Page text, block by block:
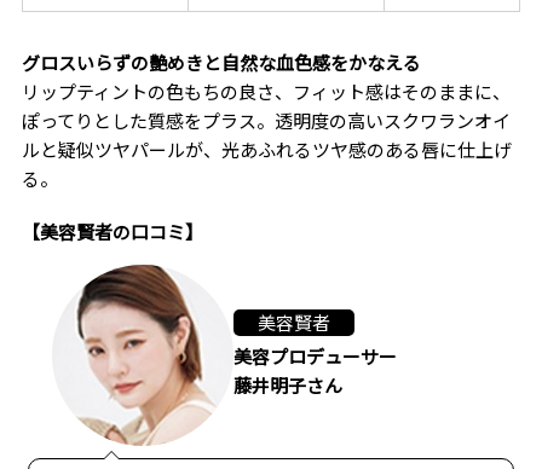
グロスいらずの艶めきと自然な血色感をかなえる
リップティントの色もちの良さ、フィット感はそのままに、
ぽってりとした質感をプラス。透明度の高いスクワランオイ
ルと疑似ツヤパールが、光あふれるツヤ感のある唇に仕上げ
る。
【美容賢者の口コミ】
美容賢者
美容プロデューサー
藤井明子さん